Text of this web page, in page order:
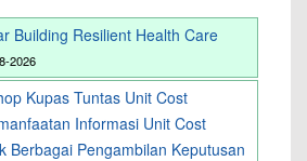
Building Resilient Health Care
2026
Kupas Tuntas Unit Cost
Informasi Unit Cost
Berbagai Pengambilan Keputusan